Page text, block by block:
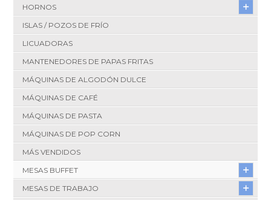
HORNOS
ISLAS / POZOS DE FRÍO
LICUADORAS
MANTENEDORES DE PAPAS FRITAS
MÁQUINAS DE ALGODÓN DULCE
MÁQUINAS DE CAFÉ
MÁQUINAS DE PASTA
MÁQUINAS DE POP CORN
MÁS VENDIDOS
MESAS BUFFET
MESAS DE TRABAJO